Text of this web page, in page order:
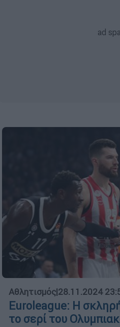
Αθλητισμός|28.11.2024
Euroleague: Η
το σερί του